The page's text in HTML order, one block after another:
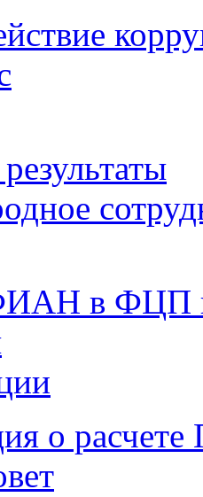
в ФЦП
о